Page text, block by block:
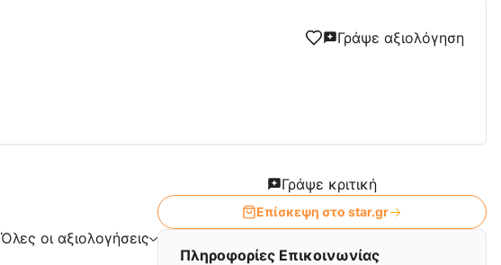
Γράψε αξιολόγηση
Όλες οι αξιολογήσεις
Γράψε κριτική
Επίσκεψη στο star.gr
Πληροφορίες Επικοινωνίας